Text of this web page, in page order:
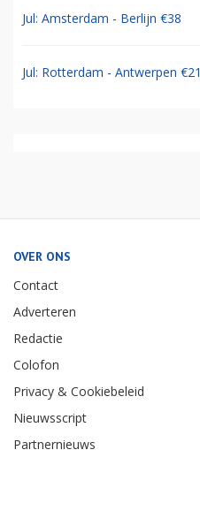
Jul: Amsterdam - Berlijn €38
Jul: Rotterdam - Antwerpen €21
OVER ONS
Contact
Adverteren
Redactie
Colofon
Privacy & Cookiebeleid
Nieuwsscript
Partnernieuws